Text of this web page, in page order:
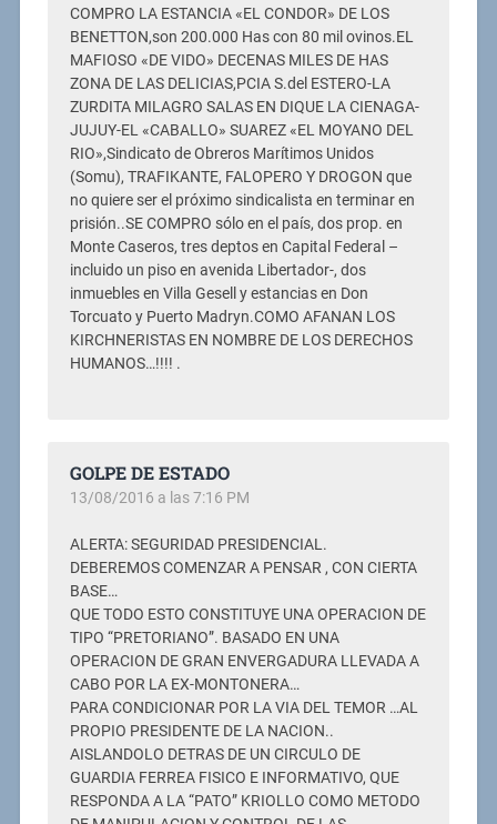
COMPRO LA ESTANCIA «EL CONDOR» DE LOS
BENETTON,son 200.000 Has con 80 mil ovinos.EL
MAFIOSO «DE VIDO» DECENAS MILES DE HAS
ZONA DE LAS DELICIAS,PCIA S.del ESTERO-LA
ZURDITA MILAGRO SALAS EN DIQUE LA CIENAGA-
JUJUY-EL «CABALLO» SUAREZ «EL MOYANO DEL
RIO»,Sindicato de Obreros Marítimos Unidos
(Somu), TRAFIKANTE, FALOPERO Y DROGON que
no quiere ser el próximo sindicalista en terminar en
prisión..SE COMPRO sólo en el país, dos prop. en
Monte Caseros, tres deptos en Capital Federal –
incluido un piso en avenida Libertador-, dos
inmuebles en Villa Gesell y estancias en Don
Torcuato y Puerto Madryn.COMO AFANAN LOS
KIRCHNERISTAS EN NOMBRE DE LOS DERECHOS
HUMANOS…!!!! .
GOLPE DE ESTADO
13/08/2016 a las 7:16 PM
ALERTA: SEGURIDAD PRESIDENCIAL.
DEBEREMOS COMENZAR A PENSAR , CON CIERTA
BASE…
QUE TODO ESTO CONSTITUYE UNA OPERACION DE
TIPO “PRETORIANO”. BASADO EN UNA
OPERACION DE GRAN ENVERGADURA LLEVADA A
CABO POR LA EX-MONTONERA…
PARA CONDICIONAR POR LA VIA DEL TEMOR …AL
PROPIO PRESIDENTE DE LA NACION..
AISLANDOLO DETRAS DE UN CIRCULO DE
GUARDIA FERREA FISICO E INFORMATIVO, QUE
RESPONDA A LA “PATO” KRIOLLO COMO METODO